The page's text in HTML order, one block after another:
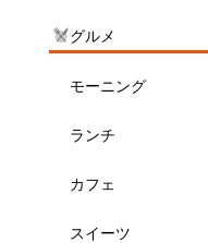
グルメ
モーニング
ランチ
カフェ
スイーツ